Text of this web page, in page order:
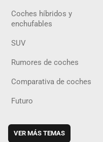
Coches híbridos y
enchufables
SUV
Rumores de coches
Comparativa de coches
Futuro
VER MÁS TEMAS